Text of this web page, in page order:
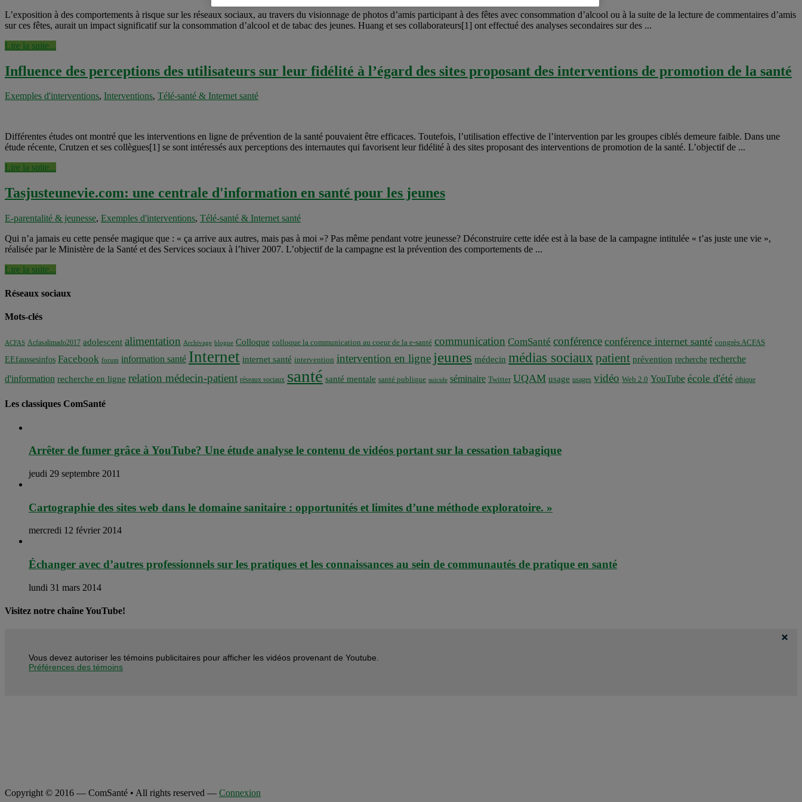
L’exposition à des comportements à risque sur les réseaux sociaux, au travers du visionnage de photos d’amis participant à des fêtes avec consommation d’alcool ou à la suite de la lecture de commentaires d’amis
sur ces fêtes, aurait un impact significatif sur la consommation d’alcool et de tabac des jeunes. Huang et ses collaborateurs[1] ont effectué des analyses secondaires sur des ...
Lire la suite...
Influence des perceptions des utilisateurs sur leur fidélité à l’égard des sites proposant des interventions de promotion de la santé
Exemples d'interventions, Interventions, Télé-santé & Internet santé
Différentes études ont montré que les interventions en ligne de prévention de la santé pouvaient être efficaces. Toutefois, l’utilisation effective de l’intervention par les groupes ciblés demeure faible. Dans une
étude récente, Crutzen et ses collègues[1] se sont intéressés aux perceptions des internautes qui favorisent leur fidélité à des sites proposant des interventions de promotion de la santé. L’objectif de ...
Lire la suite...
Tasjusteunevie.com: une centrale d'information en santé pour les jeunes
E-parentalité & jeunesse, Exemples d'interventions, Télé-santé & Internet santé
Qui n’a jamais eu cette pensée magique que : « ça arrive aux autres, mais pas à moi »? Pas même pendant votre jeunesse? Déconstruire cette idée est à la base de la campagne intitulée « t’as juste une vie »,
réalisée par le Ministère de la Santé et des Services sociaux à l’hiver 2007. L’objectif de la campagne est la prévention des comportements de ...
Lire la suite...
Réseaux sociaux
Mots-clés
ACFAS Acfasalimado2017 adolescent alimentation Archivage blogue Colloque colloque la communication au coeur de la e-santé communication ComSanté conférence conférence internet santé congrès ACFAS
EEfaussesinfos Facebook forum information santé Internet internet santé intervention intervention en ligne jeunes médecin médias sociaux patient prévention recherche recherche
d'information recherche en ligne relation médecin-patient réseaux sociaux santé santé mentale santé publique suicide séminaire Twitter UQAM usage usages vidéo Web 2.0 YouTube école d'été éthique
Les classiques ComSanté
Arrêter de fumer grâce à YouTube? Une étude analyse le contenu de vidéos portant sur la cessation tabagique
jeudi 29 septembre 2011
Cartographie des sites web dans le domaine sanitaire : opportunités et limites d’une méthode exploratoire. »
mercredi 12 février 2014
Échanger avec d’autres professionnels sur les pratiques et les connaissances au sein de communautés de pratique en santé
lundi 31 mars 2014
Visitez notre chaîne YouTube!
Vous devez autoriser les témoins publicitaires pour afficher les vidéos provenant de Youtube.
Préférences des témoins
Copyright © 2016 — ComSanté • All rights reserved — Connexion